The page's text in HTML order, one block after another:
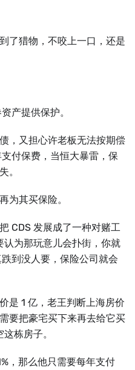
了猎物，不咬上一口，还是
产提供保护。
，又担心许老板无法按期偿
付保费，当恒大暴雷，保
。
为其买保险。
CDS 发展成了一种对赌工
为那玩意儿会扑街，你就
到没人要，保险公司就会
是 1 亿，老王判断上海房价
要把豪宅买下来再去给它买
栋房子。
，那么他只需要每年支付